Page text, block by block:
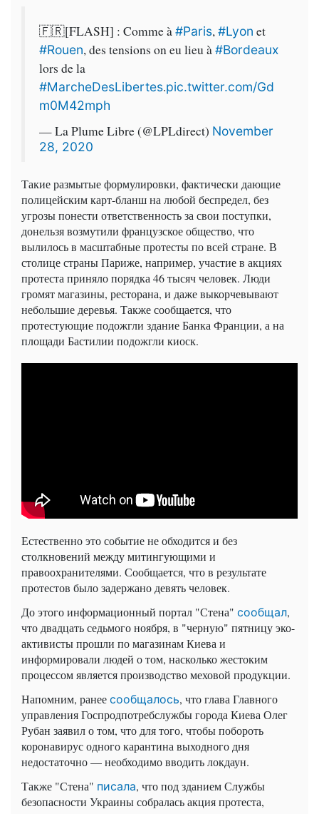
🇫🇷[FLASH] : Comme à#Paris,#Lyon et
#Rouen, des tensions on eu lieu à#Bordeaux
lors de la
#MarcheDesLibertes.pic.twitter.com/Gd
m0M42mph
— La Plume Libre (@LPLdirect) November
28, 2020
Такие размытые формулировки, фактически дающие
полицейским карт-бланш на любой беспредел, без
угрозы понести ответственность за свои поступки,
донельзя возмутили французское общество, что
вылилось в масштабные протесты по всей стране. В
столице страны Париже, например, участие в акциях
протеста приняло порядка 46 тысяч человек. Люди
громят магазины, ресторана, и даже выкорчевывают
небольшие деревья. Также сообщается, что
протестующие подожгли здание Банка Франции, а на
площади Бастилии подожгли киоск.
Естественно это событие не обходится и без
столкновений между митингующими и
правоохранителями. Сообщается, что в результате
протестов было задержано девять человек.
До этого информационный портал "Стена" сообщал,
что двадцать седьмого ноября, в "черную" пятницу эко-
активисты прошли по магазинам Киева и
информировали людей о том, насколько жестоким
процессом является производство меховой продукции.
Напомним, ранее сообщалось, что глава Главного
управления Госпродпотребслужбы города Киева Олег
Рубан заявил о том, что для того, чтобы побороть
коронавирус одного карантина выходного дня
недостаточно — необходимо вводить локдаун.
Также "Стена" писала, что под зданием Службы
безопасности Украины собралась акция протеста,